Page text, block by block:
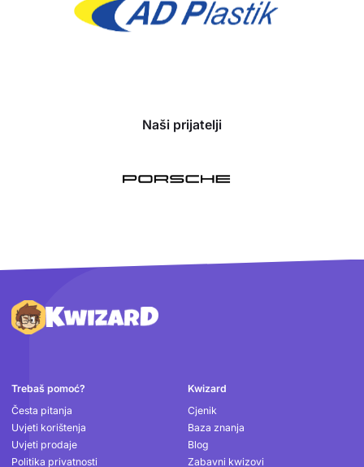
Naši prijatelji
Podnožje
Trebaš pomoć?
Česta pitanja
Uvjeti korištenja
Uvjeti prodaje
Politika privatnosti
Kwizard
Cjenik
Baza znanja
Blog
Zabavni kwizovi